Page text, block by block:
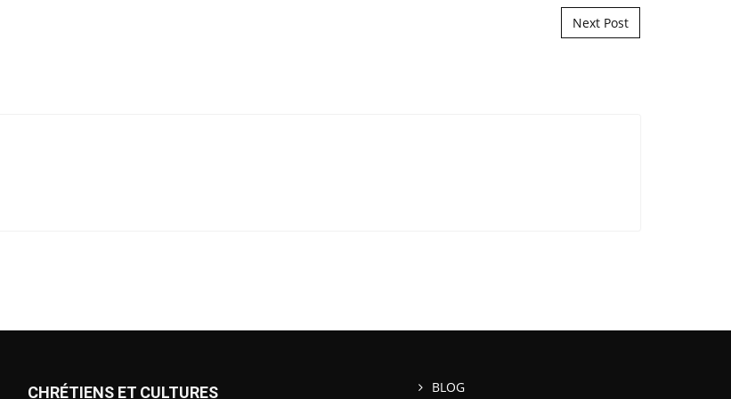
Next Post
CHRÉTIENS ET CULTURES BLOG